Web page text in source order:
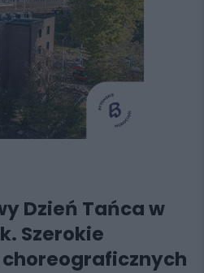
Dzień Tańca w
Szerokie